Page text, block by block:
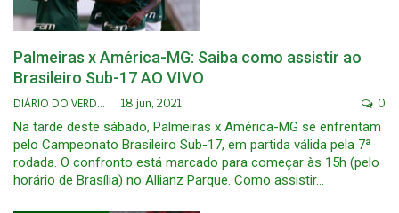
Palmeiras x América-MG: Saiba como assistir ao
Brasileiro Sub-17 AO VIVO
DIÁRIO DO VERDÃO 18 jun, 2021 0
Na tarde deste sábado, Palmeiras x América-MG se enfrentam
pelo Campeonato Brasileiro Sub-17, em partida válida pela 7ª
rodada. O confronto está marcado para começar às 15h (pelo
horário de Brasília) no Allianz Parque. Como assistir…